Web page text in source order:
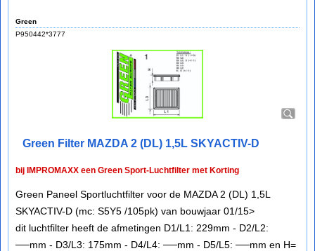
Green
P950442*3777
Green Filter MAZDA 2 (DL) 1,5L SKYACTIV-D
bij IMPROMAXX een Green Sport-Luchtfilter met Korting
Green Paneel Sportluchtfilter voor de MAZDA 2 (DL) 1,5L
SKYACTIV-D (mc: S5Y5 /105pk) van bouwjaar 01/15>
dit luchtfilter heeft de afmetingen D1/L1: 229mm - D2/L2:
──mm - D3/L3: 175mm - D4/L4: ──mm - D5/L5: ──mm en H=